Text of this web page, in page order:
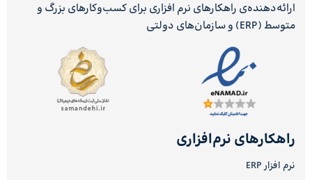
ارائه‌دهنده‌ی راهکارهای نرم افزاری برای کسب‌وکارهای بزرگ و
متوسط (ERP) و سازمان‌های دولتی
راهکارهای نرم‌افزاری
نرم افزار ERP